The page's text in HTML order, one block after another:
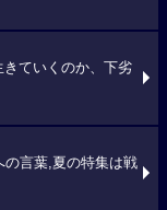
ていくのか、下劣
の言葉,夏の特集は戦